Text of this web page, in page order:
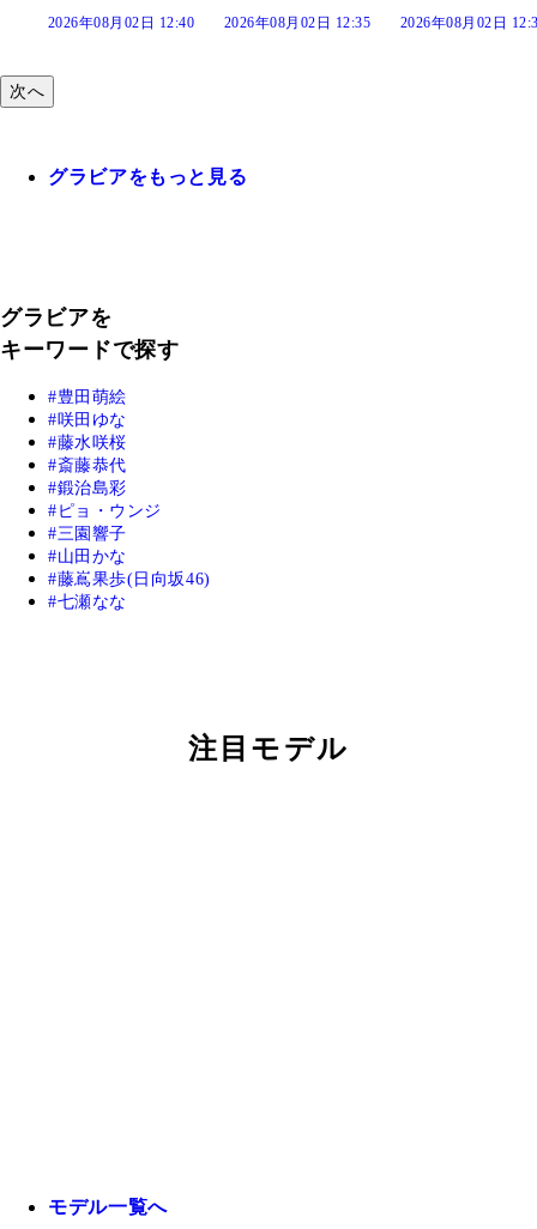
2026年08月02日 12:35 2026年08月02日 12:30 2026年08月02日
次へ
グラビアをもっと見る
グラビアを
キーワードで探す
豊田萌絵
咲田ゆな
藤水咲桜
斎藤恭代
鍛治島彩
ピョ・ウンジ
三園響子
山田かな
藤嶌果歩(日向坂46)
七瀬なな
注目モデル
モデル一覧へ